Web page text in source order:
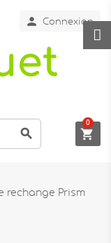
 Connexion
 
0
rechange Prism